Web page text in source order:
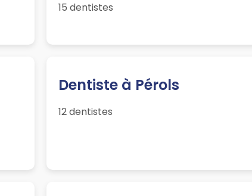
15 dentistes
Dentiste à Pérols
12 dentistes